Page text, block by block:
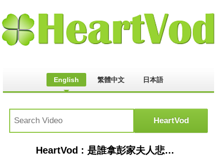
English 繁體中文 日本語
HeartVod : 是誰拿彭家夫人悲劇攻擊司法？陳佩琪情勒小草：今天該X樓的是我 卓冠廷怒批「怎麼有臉？」陳智菡邊哭邊提783次會議是「共識決」是想表達啥？｜#李正皓 主持｜#新台派上線 20250702｜三立新聞台